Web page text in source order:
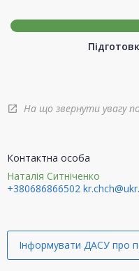
open_in_new На що звернути увагу
Контактна особа
Наталія Ситніченко
+380686866502
Інформувати ДАСУ про